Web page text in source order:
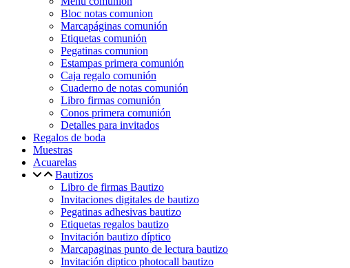
Bloc notas comunion
Marcapáginas comunión
Etiquetas comunión
Pegatinas comunion
Estampas primera comunión
Caja regalo comunión
Cuaderno de notas comunión
Libro firmas comunión
Conos primera comunión
Detalles para invitados
Regalos de boda
Muestras
Acuarelas
Bautizos
Libro de firmas Bautizo
Invitaciones digitales de bautizo
Pegatinas adhesivas bautizo
Etiquetas regalos bautizo
Invitación bautizo díptico
Marcapaginas punto de lectura bautizo
Invitación diptico photocall bautizo